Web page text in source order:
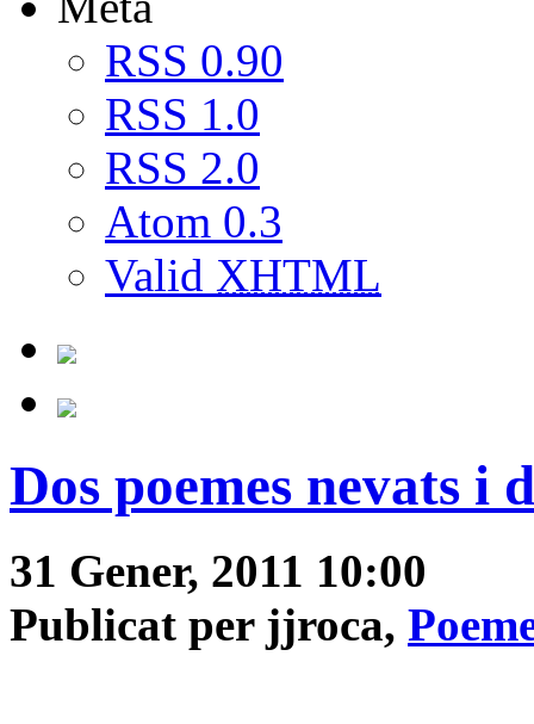
RSS 0.90
RSS 1.0
RSS 2.0
Atom 0.3
Valid XHTML
Dos poemes nevats i
31 Gener, 2011 10:00
Publicat per jjroca,